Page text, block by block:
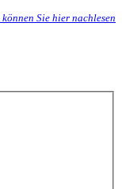
Sie hier nachlesen